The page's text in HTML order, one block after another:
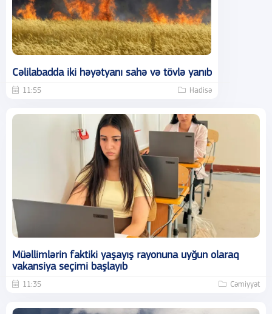
Cəlilabadda iki həyətyanı sahə və tövlə yanıb
11:55 Hadisə
Müəllimlərin faktiki yaşayış rayonuna uyğun olaraq
vakansiya seçimi başlayıb
11:35 Cəmiyyət